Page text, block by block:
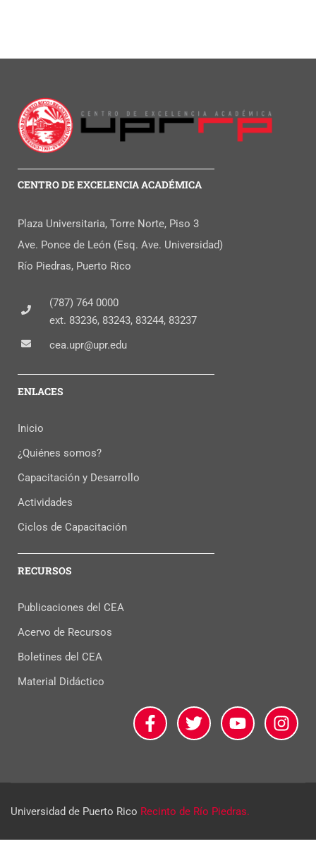
CENTRO DE EXCELENCIA ACADÉMICA
Plaza Universitaria, Torre Norte, Piso 3
Ave. Ponce de León (Esq. Ave. Universidad)
Río Piedras, Puerto Rico
(787) 764 0000
ext. 83236, 83243, 83244, 83237
cea.upr@upr.edu
ENLACES
Inicio
¿Quiénes somos?
Capacitación y Desarrollo
Actividades
Ciclos de Capacitación
RECURSOS
Publicaciones del CEA
Acervo de Recursos
Boletines del CEA
Material Didáctico
Universidad de Puerto Rico Recinto de Río Piedras.